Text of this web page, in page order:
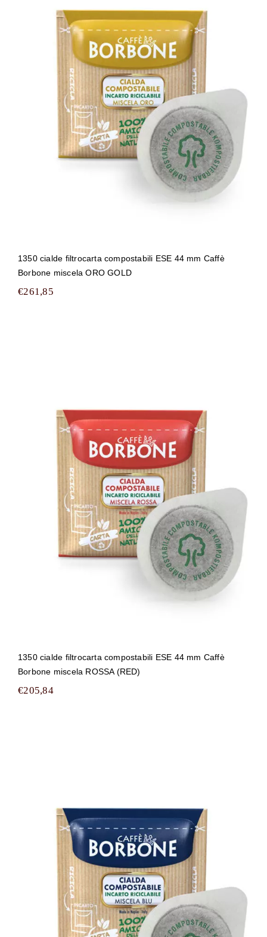
1350 cialde filtrocarta compostabili
ESE 44 mm Caffè Borbone miscela
ORO GOLD
1350 cialde filtrocarta compostabili ESE 44 mm Caffè
Borbone miscela ORO GOLD
€261,85
1350 cialde filtrocarta compostabili
ESE 44 mm Caffè Borbone miscela
ROSSA (RED)
1350 cialde filtrocarta compostabili ESE 44 mm Caffè
Borbone miscela ROSSA (RED)
€205,84
150 cialde filtrocarta compostabili ESE
44 mm Caffè Borbone miscela BLU